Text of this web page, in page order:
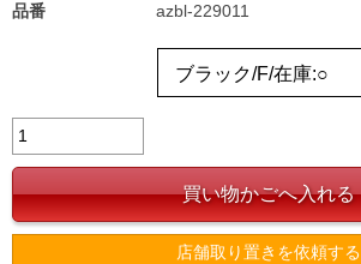
品番 azbl-229011
店舗取り置きを依頼する